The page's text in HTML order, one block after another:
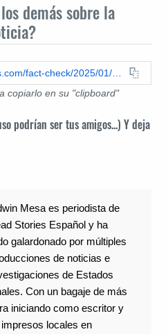
demás sobre la
https://espanol.leadstories.com/fact-check/2025/01/verificacion-de-datos-trump-no-ha-declarado-ensenanza-de-la-biblia.html
copiarlo en su "clipboard"
podrían ser tus amigos...) Y deja
Mesa es periodista de
Stories Español y ha
galardonado por múltiples
de noticias e
de Estados
Con un bagaje de más
iniciando como escritor y
locales en